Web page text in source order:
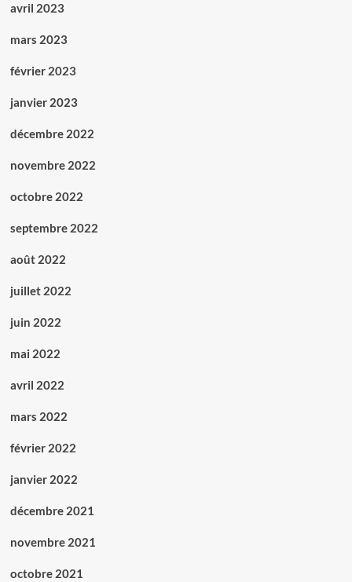
avril 2023
mars 2023
février 2023
janvier 2023
décembre 2022
novembre 2022
octobre 2022
septembre 2022
août 2022
juillet 2022
juin 2022
mai 2022
avril 2022
mars 2022
février 2022
janvier 2022
décembre 2021
novembre 2021
octobre 2021